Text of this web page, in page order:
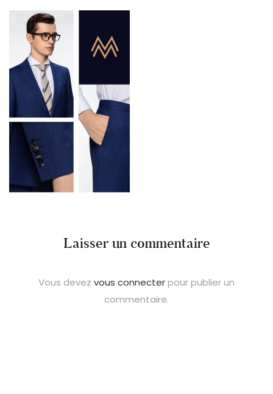
Laisser un commentaire
Vous devez vous connecterpour publier un
commentaire.